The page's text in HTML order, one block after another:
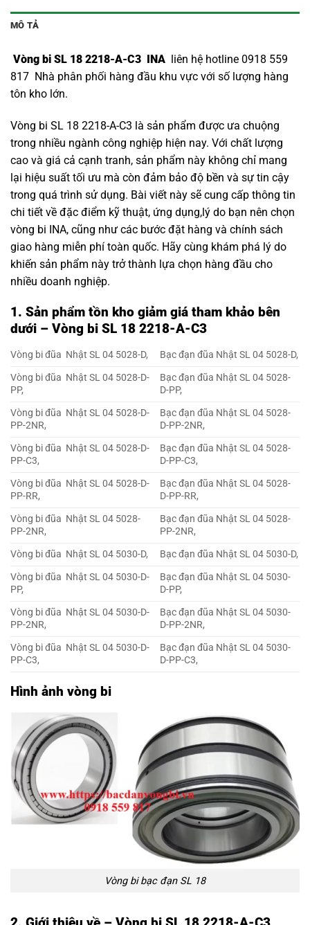
MÔ TẢ
Vòng bi SL 18 2218-A-C3 INA liên hệ hotline 0918 559
817 Nhà phân phối hàng đầu khu vực với số lượng hàng
tôn kho lớn.
Vòng bi SL 18 2218-A-C3 là sản phẩm được ưa chuộng
trong nhiều ngành công nghiệp hiện nay. Với chất lượng
cao và giá cả cạnh tranh, sản phẩm này không chỉ mang
lại hiệu suất tối ưu mà còn đảm bảo độ bền và sự tin cậy
trong quá trình sử dụng. Bài viết này sẽ cung cấp thông tin
chi tiết về đặc điểm kỹ thuật, ứng dụng,lý do bạn nên chọn
vòng bi INA, cũng như các bước đặt hàng và chính sách
giao hàng miễn phí toàn quốc. Hãy cùng khám phá lý do
khiến sản phẩm này trở thành lựa chọn hàng đầu cho
nhiều doanh nghiệp.
1. Sản phẩm tồn kho giảm giá tham khảo bên
dưới – Vòng bi SL 18 2218-A-C3
Vòng bi đũa Nhật SL 04 5028-D,
Bạc đạn đũa Nhật SL 04 5028-D,
Vòng bi đũa Nhật SL 04 5028-D-
PP,
Bạc đạn đũa Nhật SL 04 5028-
D-PP,
Vòng bi đũa Nhật SL 04 5028-D-
PP-2NR,
Bạc đạn đũa Nhật SL 04 5028-
D-PP-2NR,
Vòng bi đũa Nhật SL 04 5028-D-
PP-C3,
Bạc đạn đũa Nhật SL 04 5028-
D-PP-C3,
Vòng bi đũa Nhật SL 04 5028-D-
PP-RR,
Bạc đạn đũa Nhật SL 04 5028-
D-PP-RR,
Vòng bi đũa Nhật SL 04 5028-
PP-2NR,
Bạc đạn đũa Nhật SL 04 5028-
PP-2NR,
Vòng bi đũa Nhật SL 04 5030-D,
Bạc đạn đũa Nhật SL 04 5030-D,
Vòng bi đũa Nhật SL 04 5030-D-
PP,
Bạc đạn đũa Nhật SL 04 5030-
D-PP,
Vòng bi đũa Nhật SL 04 5030-D-
PP-2NR,
Bạc đạn đũa Nhật SL 04 5030-
D-PP-2NR,
Vòng bi đũa Nhật SL 04 5030-D-
PP-C3,
Bạc đạn đũa Nhật SL 04 5030-
D-PP-C3,
Hình ảnh vòng bi
Vòng bi bạc đạn SL 18